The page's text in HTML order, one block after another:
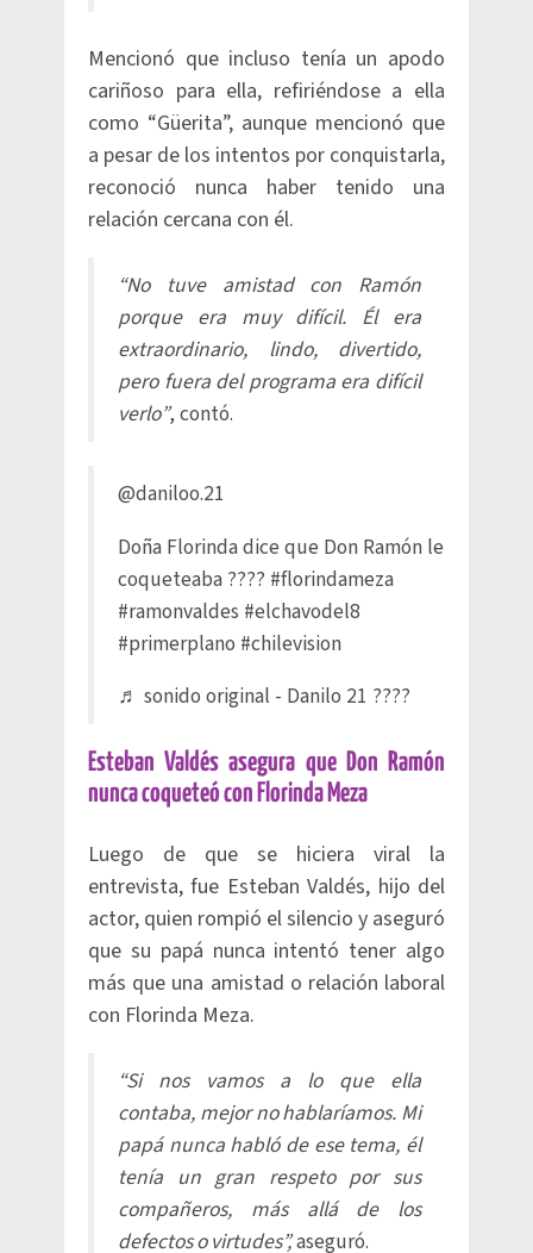
Mencionó que incluso tenía un apodo
cariñoso para ella, refiriéndose a ella
como “Güerita”, aunque mencionó que
a pesar de los intentos por conquistarla,
reconoció nunca haber tenido una
relación cercana con él.
“No tuve amistad con Ramón
porque era muy difícil. Él era
extraordinario, lindo, divertido,
pero fuera del programa era difícil
verlo”, contó.
@daniloo.21
Doña Florinda dice que Don Ramón le
coqueteaba ???? #florindameza
#ramonvaldes #elchavodel8
#primerplano #chilevision
♬ sonido original - Danilo 21 ????
Esteban Valdés asegura que Don Ramón
nunca coqueteó con Florinda Meza
Luego de que se hiciera viral la
entrevista, fue Esteban Valdés, hijo del
actor, quien rompió el silencio y aseguró
que su papá nunca intentó tener algo
más que una amistad o relación laboral
con Florinda Meza.
“Si nos vamos a lo que ella
contaba, mejor no hablaríamos. Mi
papá nunca habló de ese tema, él
tenía un gran respeto por sus
compañeros, más allá de los
defectos o virtudes”,aseguró.